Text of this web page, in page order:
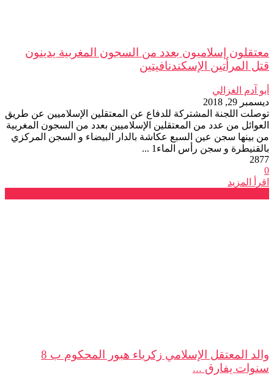
معتقلون إسلاميون بعدد من السجون المغربية يدينون
قتل المرأتين الإسكندنافيتين
أبو آدم الغزالي
ديسمبر 29, 2018
توصلت اللجنة المشتركة للدفاع عن المعتقلين الإسلاميين عن طريق
العوائل من عدد من المعتقلين الإسلاميين بعدد من السجون المغربية
من بينها سجن عين السبع عكاشة بالدار البيضاء و السجن المركزي
بالقنيطرة و سجن رأس الماء1 ...
2877
0
اقرأ المزيد
والد المعتقل الإسلامي زكرياء هبور المحكوم ب 8
سنوات يفارق ...